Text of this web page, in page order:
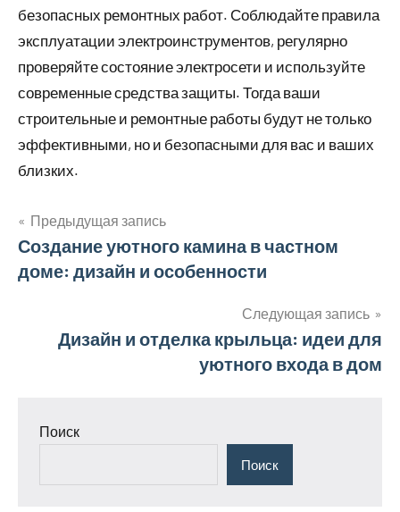
безопасных ремонтных работ. Соблюдайте правила
эксплуатации электроинструментов, регулярно
проверяйте состояние электросети и используйте
современные средства защиты. Тогда ваши
строительные и ремонтные работы будут не только
эффективными, но и безопасными для вас и ваших
близких.
Навигация
по
Предыдущая запись
Создание уютного камина в частном
доме: дизайн и особенности
Следующая запись
Дизайн и отделка крыльца: идеи для
уютного входа в дом
Поиск
Поиск